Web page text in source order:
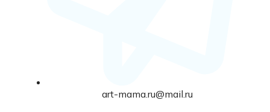
art-mama.ru@mail.ru